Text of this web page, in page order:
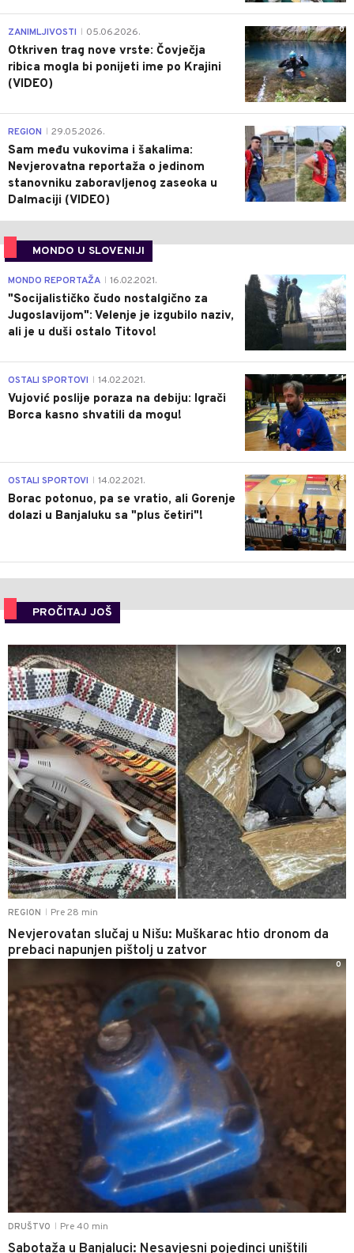
0
ZANIMLJIVOSTI 05.06.2026.
Otkriven trag nove vrste: Čovječja
ribica mogla bi ponijeti ime po Krajini
(VIDEO)
0
REGION 29.05.2026.
Sam među vukovima i šakalima:
Nevjerovatna reportaža o jedinom
stanovniku zaboravljenog zaseoka u
Dalmaciji (VIDEO)
MONDO U SLOVENIJI
4
MONDO REPORTAŽA 16.02.2021.
"Socijalističko čudo nostalgično za
Jugoslavijom": Velenje je izgubilo naziv,
ali je u duši ostalo Titovo!
1
OSTALI SPORTOVI 14.02.2021.
Vujović poslije poraza na debiju: Igrači
Borca kasno shvatili da mogu!
3
OSTALI SPORTOVI 14.02.2021.
Borac potonuo, pa se vratio, ali Gorenje
dolazi u Banjaluku sa "plus četiri"!
PROČITAJ JOŠ
REGION Pre 28 min
Nevjerovatan slučaj u Nišu: Muškarac htio dronom da
prebaci napunjen pištolj u zatvor
0
DRUŠTVO Pre 40 min
Sabotaža u Banjaluci: Nesavjesni pojedinci uništili
0